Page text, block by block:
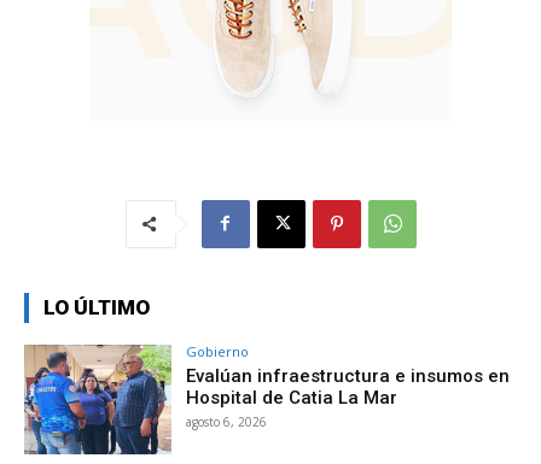
LO ÚLTIMO
Gobierno
Evalúan infraestructura e insumos en
Hospital de Catia La Mar
agosto 6, 2026